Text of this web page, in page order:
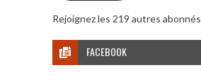
Rejoignez les 219 autres abonnés
FACEBOOK